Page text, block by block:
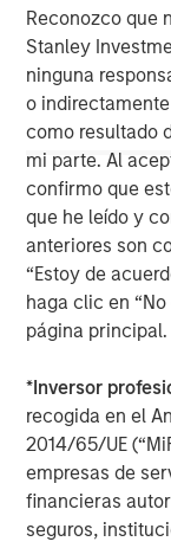
Reconozco que
Stanley
ninguna
o
como resultado
mi parte. Al
confirmo que
que he leído y
anteriores son
“Estoy de
haga clic en
página principal.
*Inversor
recogida en el
2014/65/UE
empresas de
financieras
seguros,
diversified
investing
07-AGO-2026